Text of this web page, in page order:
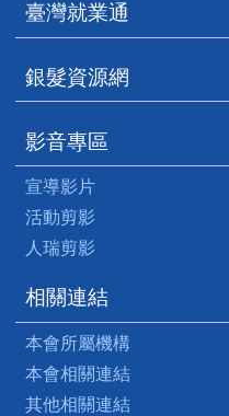
臺灣就業通
銀髮資源網
影音專區
宣導影片
活動剪影
人瑞剪影
相關連結
本會所屬機構
本會相關連結
其他相關連結